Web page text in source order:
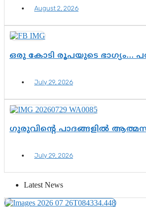
August 2, 2026
ഒരു കോടി രൂപയുടെ ഭാഗ്യം…
July 29, 2026
ഗുരുവിന്റെ പാദങ്ങളിൽ
July 29, 2026
Latest News